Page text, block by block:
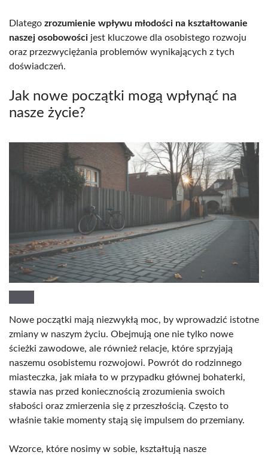
Dlatego zrozumienie wpływu młodości na kształtowanie
naszej osobowości jest kluczowe dla osobistego rozwoju
oraz przezwyciężania problemów wynikających z tych
doświadczeń.
Jak nowe początki mogą wpłynąć na
nasze życie?
Nowe początki mają niezwykłą moc, by wprowadzić istotne
zmiany w naszym życiu. Obejmują one nie tylko nowe
ścieżki zawodowe, ale również relacje, które sprzyjają
naszemu osobistemu rozwojowi. Powrót do rodzinnego
miasteczka, jak miała to w przypadku głównej bohaterki,
stawia nas przed koniecznością zrozumienia swoich
słabości oraz zmierzenia się z przeszłością. Często to
właśnie takie momenty stają się impulsem do przemiany.
Wzorce, które nosimy w sobie, kształtują nasze